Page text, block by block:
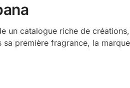
un catalogue riche de
première fragrance, la